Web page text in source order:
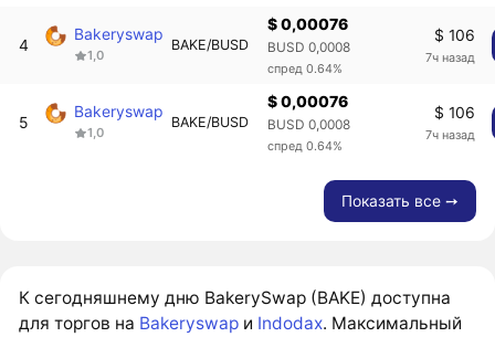
4
Bakeryswap
1,0
BAKE/BUSD
$ 0,00076
BUSD 0,0008
спред 0.64%
$ 106
7ч назад
5
Bakeryswap
1,0
BAKE/BUSD
$ 0,00076
BUSD 0,0008
спред 0.64%
$ 106
7ч назад
Показать все ➙
К сегодняшнему дню BakerySwap (BAKE) доступна
для торгов на Bakeryswap и Indodax. Максимальный